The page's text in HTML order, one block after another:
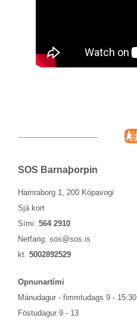
SOS Barna­þorp­in
Hamraborg 1, 200 Kópavogi
Sjá kort
Sími: 564 2910
Netfang: sos@sos.is
kt. 5002892529
Opn­un­ar­tími
Mánu­dag­ur - fimmtu­dags 9 - 15:30
Föstu­dag­ur 9 - 13